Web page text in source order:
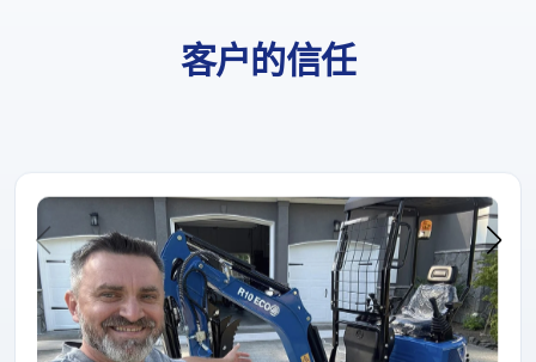
客户的信任